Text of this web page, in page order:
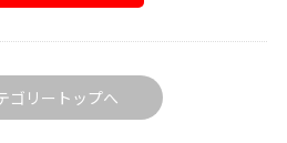
ゴリートップへ